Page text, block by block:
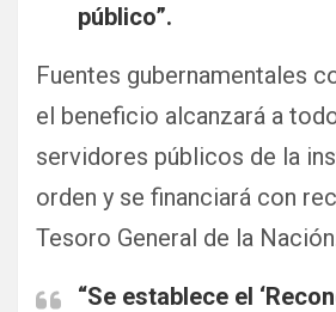
público”.
Fuentes gubernamentales
el beneficio alcanzará a
servidores públicos de la
orden y se financiará con
Tesoro General de la
“Se establece el